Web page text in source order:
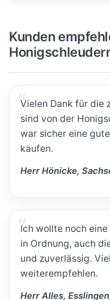
Kunden
Vielen Dank für die
sind von der
war sicher eine
kaufen.
Herr Hönicke,
Ich wollte noch
in Ordnung, auch
und zuverlässig.
weiterempfehlen.
Herr Alles,